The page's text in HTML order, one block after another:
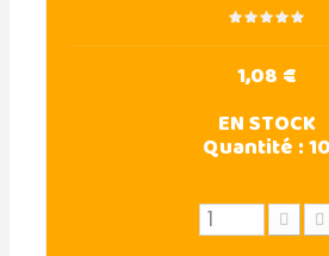
1,08 €
EN STOCK
Quantité :10